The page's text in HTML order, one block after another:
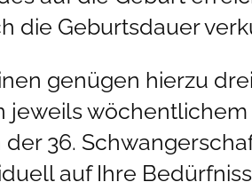
die Geburtsdauer
genügen hierzu
jeweils wöchentlichem
der 36.
auf Ihre